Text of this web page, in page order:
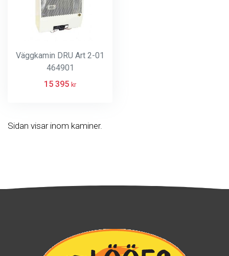
Väggkamin DRU Art 2-01
464901
15 395 kr
Sidan visar inom kaminer.